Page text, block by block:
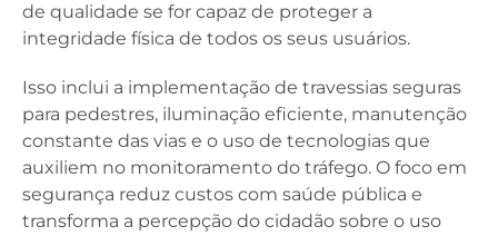
de qualidade se for capaz de proteger a
integridade física de todos os seus usuários.
Isso inclui a implementação de travessias seguras
para pedestres, iluminação eficiente, manutenção
constante das vias e o uso de tecnologias que
auxiliem no monitoramento do tráfego. O foco em
segurança reduz custos com saúde pública e
transforma a percepção do cidadão sobre o uso